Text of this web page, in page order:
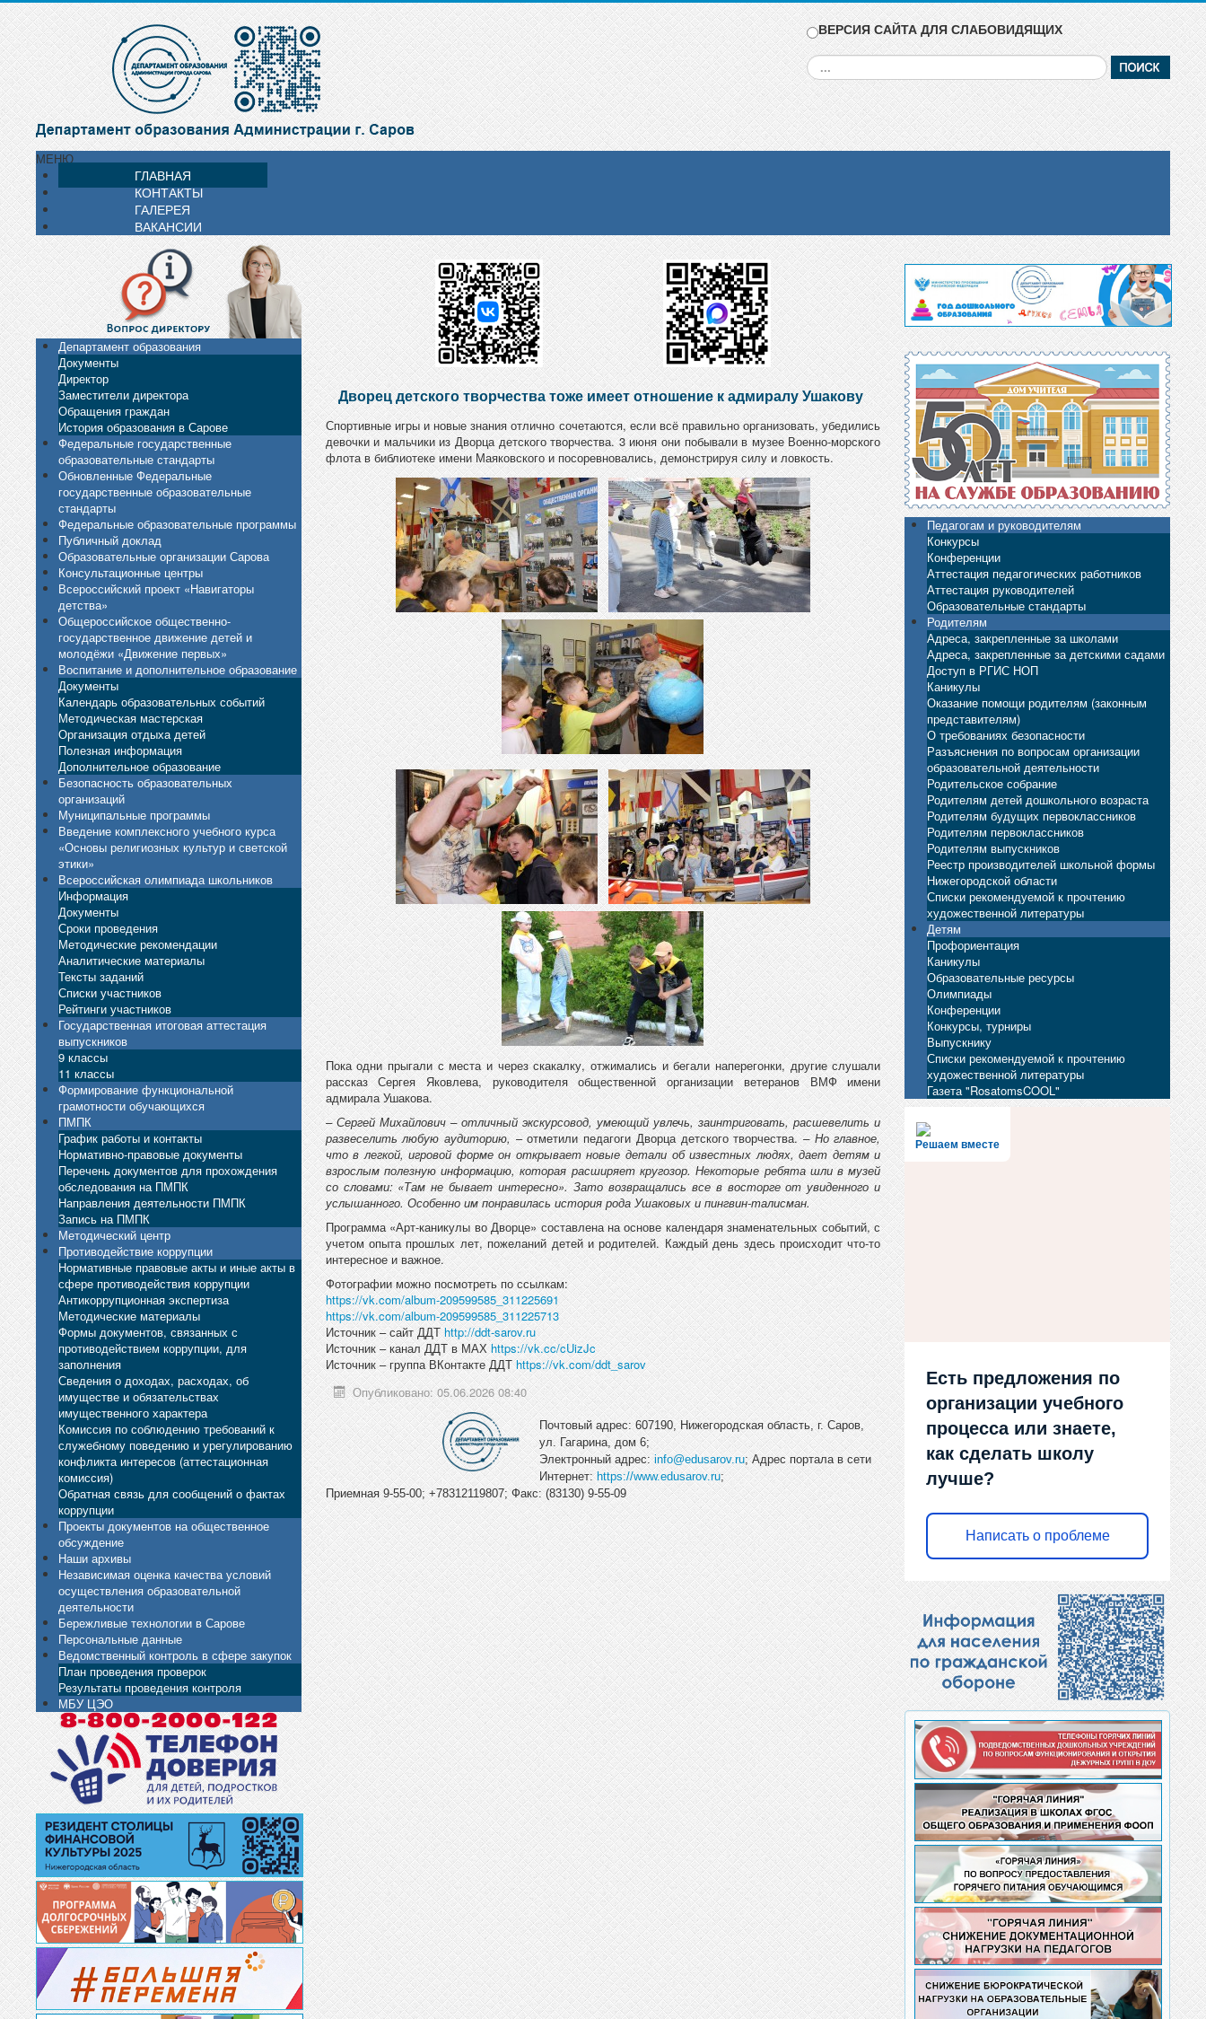
ВЕРСИЯ САЙТА ДЛЯ СЛАБОВИДЯЩИХ
Искать...
МЕНЮ
ГЛАВНАЯ
КОНТАКТЫ
ГАЛЕРЕЯ
ВАКАНСИИ
Департамент образования
Документы
Директор
Заместители директора
Обращения граждан
История образования в Сарове
Федеральные государственные
образовательные стандарты
Обновленные Федеральные
государственные образовательные
стандарты
Федеральные образовательные программы
Публичный доклад
Образовательные организации Сарова
Консультационные центры
Всероссийский проект «Навигаторы
детства»
Общероссийское общественно-
государственное движение детей и
молодёжи «Движение первых»
Воспитание и дополнительное образование
Документы
Календарь образовательных событий
Методическая мастерская
Организация отдыха детей
Полезная информация
Дополнительное образование
Безопасность образовательных
организаций
Муниципальные программы
Введение комплексного учебного курса
«Основы религиозных культур и светской
этики»
Всероссийская олимпиада школьников
Информация
Документы
Сроки проведения
Методические рекомендации
Аналитические материалы
Тексты заданий
Списки участников
Рейтинги участников
Государственная итоговая аттестация
выпускников
9 классы
11 классы
Формирование функциональной
грамотности обучающихся
ПМПК
График работы и контакты
Нормативно-правовые документы
Перечень документов для прохождения
обследования на ПМПК
Направления деятельности ПМПК
Запись на ПМПК
Методический центр
Противодействие коррупции
Нормативные правовые акты и иные акты в
сфере противодействия коррупции
Антикоррупционная экспертиза
Методические материалы
Формы документов, связанных с
противодействием коррупции, для
заполнения
Сведения о доходах, расходах, об
имуществе и обязательствах
имущественного характера
Комиссия по соблюдению требований к
служебному поведению и урегулированию
конфликта интересов (аттестационная
комиссия)
Обратная связь для сообщений о фактах
коррупции
Проекты документов на общественное
обсуждение
Наши архивы
Независимая оценка качества условий
осуществления образовательной
деятельности
Бережливые технологии в Сарове
Персональные данные
Ведомственный контроль в сфере закупок
План проведения проверок
Результаты проведения контроля
МБУ ЦЭО
Дворец детского творчества тоже имеет отношение к адмиралу Ушакову
Спортивные игры и новые знания отлично сочетаются, если всё правильно организовать, убедились
девочки и мальчики из Дворца детского творчества. 3 июня они побывали в музее Военно-морского
флота в библиотеке имени Маяковского и посоревновались, демонстрируя силу и ловкость.
Пока одни прыгали с места и через скакалку, отжимались и бегали наперегонки, другие слушали
рассказ Сергея Яковлева, руководителя общественной организации ветеранов ВМФ имени
адмирала Ушакова.
– Сергей Михайлович – отличный экскурсовод, умеющий увлечь, заинтриговать, расшевелить и
развеселить любую аудиторию,– отметили педагоги Дворца детского творчества.– Но главное,
что в легкой, игровой форме он открывает новые детали об известных людях, дает детям и
взрослым полезную информацию, которая расширяет кругозор. Некоторые ребята шли в музей
со словами: «Там не бывает интересно». Зато возвращались все в восторге от увиденного и
услышанного. Особенно им понравилась история рода Ушаковых и пингвин-талисман.
Программа «Арт-каникулы во Дворце» составлена на основе календаря знаменательных событий, с
учетом опыта прошлых лет, пожеланий детей и родителей. Каждый день здесь происходит что-то
интересное и важное.
Фотографии можно посмотреть по ссылкам:
https://vk.com/album-209599585_311225691
https://vk.com/album-209599585_311225713
Источник – сайт ДДТhttp://ddt-sarov.ru
Источник – канал ДДТ в МАХhttps://vk.cc/cUizJc
Источник – группа ВКонтакте ДДТhttps://vk.com/ddt_sarov
Опубликовано: 05.06.2026 08:40
Почтовый адрес: 607190, Нижегородская область, г. Саров,
ул. Гагарина, дом 6;
Электронный адрес:info@edusarov.ru; Адрес портала в сети
Интернет:https://www.edusarov.ru;
Приемная 9-55-00; +78312119807; Факс: (83130) 9-55-09
Педагогам и руководителям
Конкурсы
Конференции
Аттестация педагогических работников
Аттестация руководителей
Образовательные стандарты
Родителям
Адреса, закрепленные за школами
Адреса, закрепленные за детскими садами
Доступ в РГИС НОП
Каникулы
Оказание помощи родителям (законным
представителям)
О требованиях безопасности
Разъяснения по вопросам организации
образовательной деятельности
Родительское собрание
Родителям детей дошкольного возраста
Родителям будущих первоклассников
Родителям первоклассников
Родителям выпускников
Реестр производителей школьной формы
Нижегородской области
Списки рекомендуемой к прочтению
художественной литературы
Детям
Профориентация
Каникулы
Образовательные ресурсы
Олимпиады
Конференции
Конкурсы, турниры
Выпускнику
Списки рекомендуемой к прочтению
художественной литературы
Газета "RosatomsCOOL"
Решаем вместе
Есть предложения по
организации учебного
процесса или знаете,
как сделать школу
лучше?
Написать о проблеме